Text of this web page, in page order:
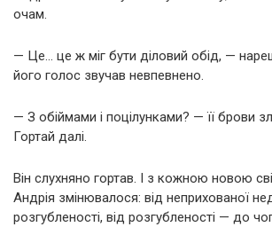
очам.
— Це… це ж міг бути діловий обід, —
його голос звучав невпевнено.
— З обіймами і поцілунками? — її брови
Гортай далі.
Він слухняно гортав. І з кожною новою
Андрія змінювалося: від неприхованої
розгубленості, від розгубленості — до